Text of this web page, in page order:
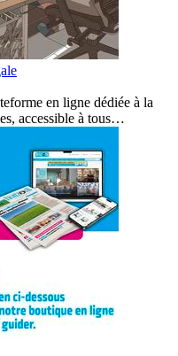
en ligne dédiée à la
accessible à tous…